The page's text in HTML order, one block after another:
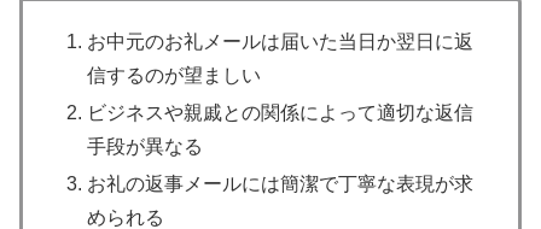
お中元のお礼メールは届いた当日か翌日に返
信するのが望ましい
ビジネスや親戚との関係によって適切な返信
手段が異なる
お礼の返事メールには簡潔で丁寧な表現が求
められる